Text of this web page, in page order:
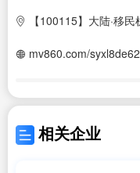
【100115】大陆·移民
mv860.com/
相关企业